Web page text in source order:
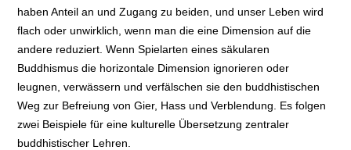
haben Anteil an und Zugang zu beiden, und unser Leben wird
flach oder unwirklich, wenn man die eine Dimension auf die
andere reduziert. Wenn Spielarten eines säkularen
Buddhismus die horizontale Dimension ignorieren oder
leugnen, verwässern und verfälschen sie den buddhistischen
Weg zur Befreiung von Gier, Hass und Verblendung. Es folgen
zwei Beispiele für eine kulturelle Übersetzung zentraler
buddhistischer Lehren.